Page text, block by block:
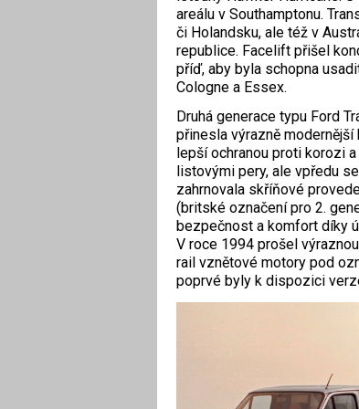
areálu v Sou­thamptonu.
či Holandsku, ale též v
republice. Facelift přišel
příď, aby byla schopna
Cologne a Essex.
Druhá generace typu Ford
přinesla výrazně
lepší ochranou proti korozi
listovými pery, ale vpředu
zahrnovala skříňové
(britské označení pro 2.
bezpečnost a komfort díky
V roce 1994 prošel
rail vznětové motory pod
poprvé byly k dispozici